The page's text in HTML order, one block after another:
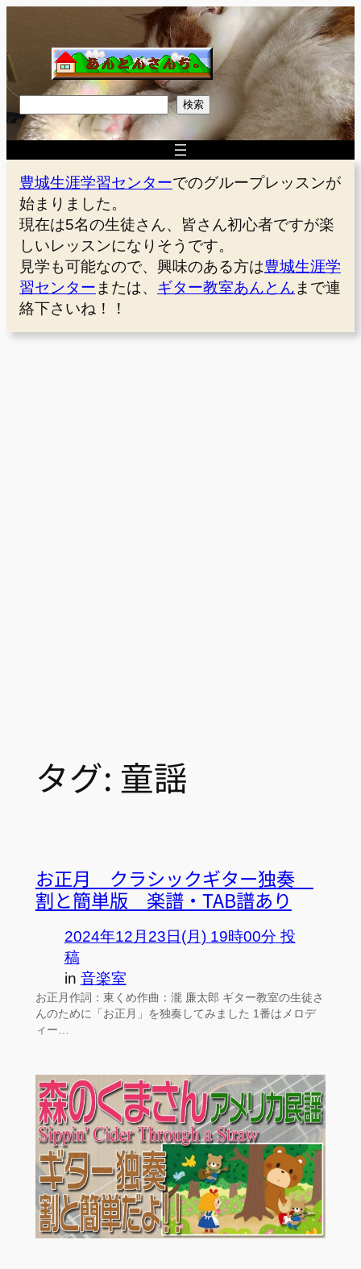
を
ス
キ
ッ
プ
索
検索
豊城生涯学習センターでのグループレッスンが
始まりました。
現在は5名の生徒さん、皆さん初心者ですが楽
しいレッスンになりそうです。
見学も可能なので、興味のある方は豊城生涯学
習センター または、 ギター教室あんとん まで連
絡下さいね！！
タグ: 童謡
お正月 クラシックギター独奏
割と簡単版 楽譜・TAB譜あり
2024年12月23日(月) 19時00分 投
稿
in 音楽室
お正月作詞：東くめ作曲：瀧 廉太郎 ギター教室の生徒さ
んのために「お正月」を独奏してみました 1番はメロデ
ィー…